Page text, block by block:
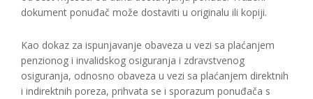
dokument ponuđač može dostaviti u originalu ili kopiji.
Kao dokaz za ispunjavanje obaveza u vezi sa plaćanjem
penzionog i invalidskog osiguranja i zdravstvenog
osiguranja, odnosno obaveza u vezi sa plaćanjem direktnih
i indirektnih poreza, prihvata se i sporazum ponuđača s